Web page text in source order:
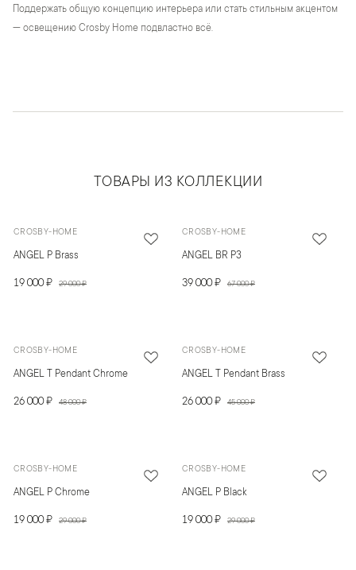
Поддержать общую концепцию интерьера или стать стильным акцентом
— освещению Crosby Home подвластно всё.
ТОВАРЫ ИЗ КОЛЛЕКЦИИ
CROSBY-HOME
ANGEL P Brass
19 000 ₽ 29 000 ₽
CROSBY-HOME
ANGEL BR P3
39 000 ₽ 67 000 ₽
CROSBY-HOME
ANGEL T Pendant Chrome
26 000 ₽ 48 000 ₽
CROSBY-HOME
ANGEL T Pendant Brass
26 000 ₽ 45 000 ₽
CROSBY-HOME
ANGEL P Chrome
19 000 ₽ 29 000 ₽
CROSBY-HOME
ANGEL P Black
19 000 ₽ 29 000 ₽